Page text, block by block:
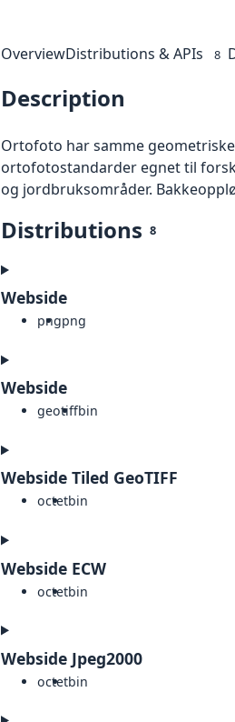
OverviewDistributions & APIs 8
Description
Ortofoto har samme
ortofotostandarder egnet til
og jordbruksområder.
Distributions 8
Webside
pngpng
Webside
geotiffbin
Webside Tiled GeoTIFF
octetbin
Webside ECW
octetbin
Webside Jpeg2000
octetbin